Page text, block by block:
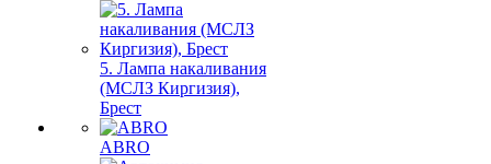
5. Лампа накаливания
(МСЛЗ Киргизия),
Брест
ABRO